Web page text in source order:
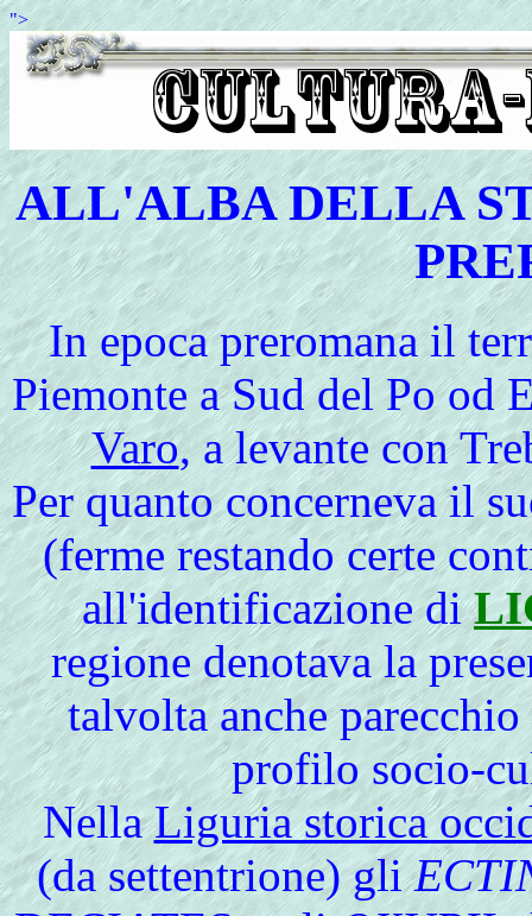
">
ALL'ALBA DELLA
Inepoca preromana il
Piemonte a Sud del Po od
Varo, a levante con
Per quanto concerneva il
(ferme restando certe
all'identificazione di
regione denotava la
talvolta anche
profilo socio-
NellaLiguria storica
(da settentrione) gli